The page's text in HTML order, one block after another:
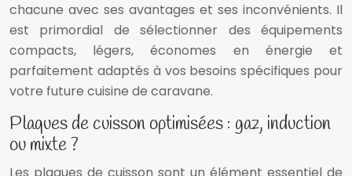
chacune avec ses avantages et ses inconvénients. Il
est primordial de sélectionner des équipements
compacts, légers, économes en énergie et
parfaitement adaptés à vos besoins spécifiques pour
votre future cuisine de caravane.
Plaques de cuisson optimisées : gaz, induction
ou mixte ?